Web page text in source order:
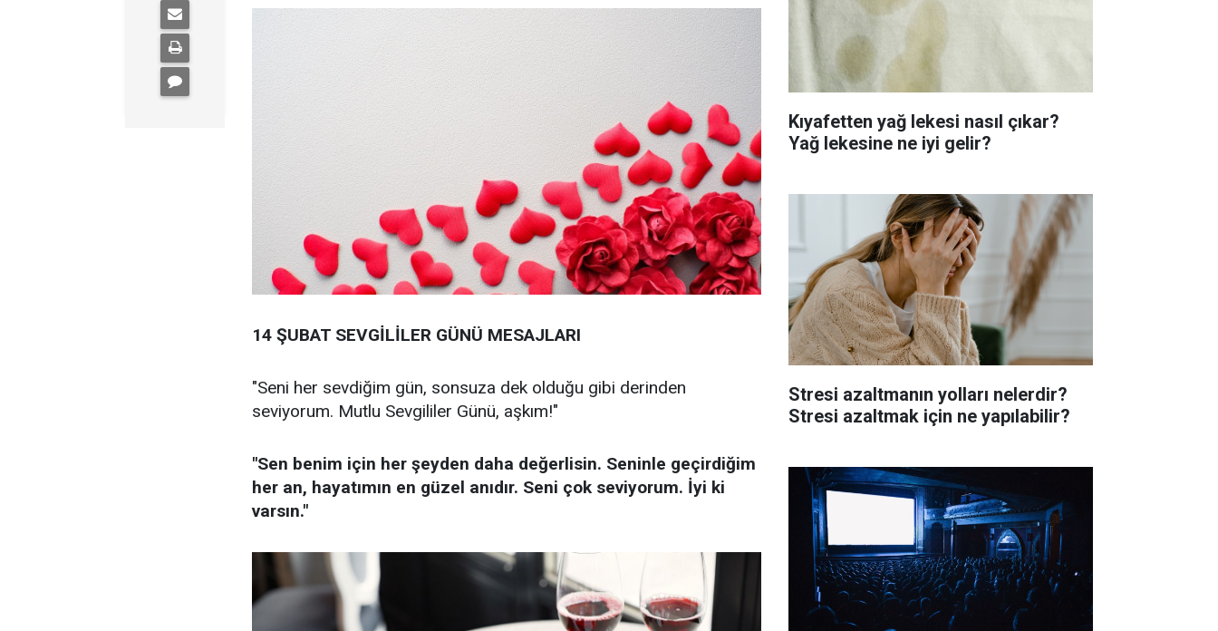
14 ŞUBAT SEVGİLİLER GÜNÜ MESAJLARI
"Seni her sevdiğim gün, sonsuza dek olduğu gibi derinden
seviyorum. Mutlu Sevgililer Günü, aşkım!"
"Sen benim için her şeyden daha değerlisin. Seninle geçirdiğim
her an, hayatımın en güzel anıdır. Seni çok seviyorum. İyi ki
varsın."
Kıyafetten yağ lekesi nasıl çıkar?
Yağ lekesine ne iyi gelir?
Stresi azaltmanın yolları nelerdir?
Stresi azaltmak için ne yapılabilir?